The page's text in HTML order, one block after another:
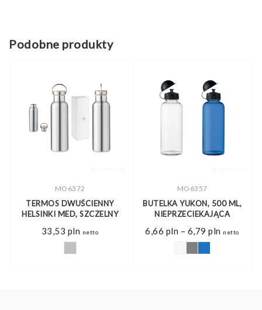
Podobne produkty
MO6372
TERMOS DWUŚCIENNY
HELSINKI MED, SZCZELNY
33,53 pln netto
MO6357
BUTELKA YUKON, 500 ML,
NIEPRZECIEKAJĄCA
6,66 pln – 6,79pln Zakres
netto